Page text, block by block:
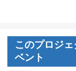
このプロジ
ベント